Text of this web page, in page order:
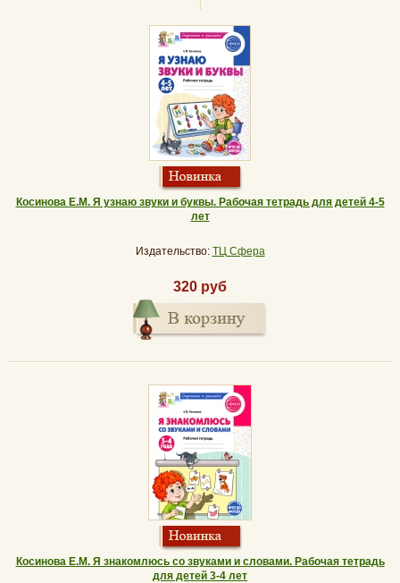
Косинова Е.М. Я узнаю звуки и буквы. Рабочая тетрадь для детей 4-5
лет
Издательство: ТЦ Сфера
320 руб
Косинова Е.М. Я знакомлюсь со звуками и словами. Рабочая тетрадь
для детей 3-4 лет